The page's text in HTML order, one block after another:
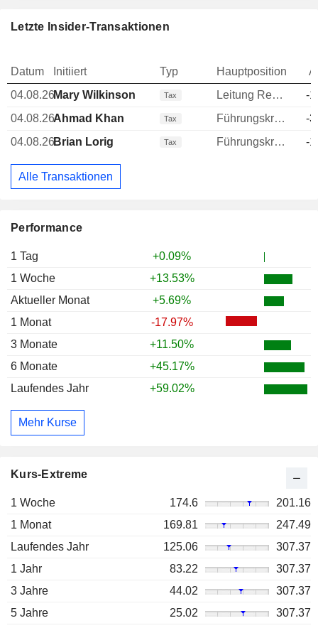
Performance
1 Tag
+0.09%
1 Woche
+13.53%
Aktueller Monat
+5.69%
1 Monat
-17.97%
3 Monate
+11.50%
6 Monate
+45.17%
Laufendes Jahr
+59.02%
Mehr Kurse
Kurs-Extreme
1 Woche 174.6
201.16
1 Monat
169.81
247.49
Laufendes Jahr
125.06
307.37
1 Jahr
83.22
307.37
3 Jahre
44.02
307.37
5 Jahre
25.02 307.37
Letzte Insider-Transaktionen
Datum Initiiert Typ Hauptposition
04.08.26Mary Wilkinson Tax Leitung Rechtsabteilung
-
04.08.26Ahmad Khan Tax Führungskraft / leitender Angestellter
-
04.08.26Brian Lorig Tax Führungskraft / leitender Angestellter -
Alle Transaktionen